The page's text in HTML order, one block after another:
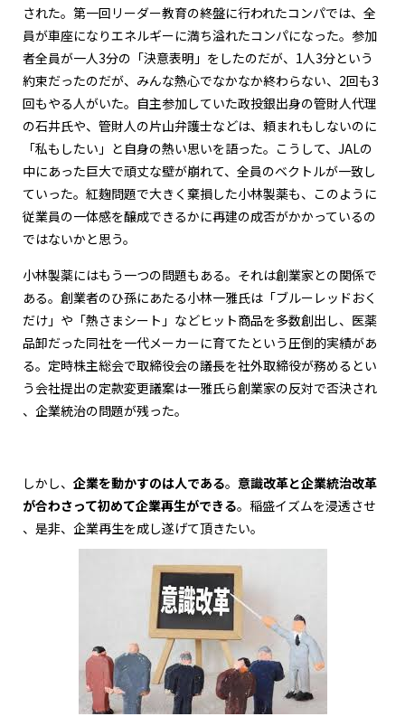
された。第一回リーダー教育の終盤に行われたコンパでは、全
員が車座になりエネルギーに満ち溢れたコンパになった。参加
者全員が一人3分の「決意表明」をしたのだが、1人3分という
約束だったのだが、みんな熱心でなかなか終わらない、2回も3
回もやる人がいた。自主参加していた政投銀出身の管財人代理
の石井氏や、管財人の片山弁護士などは、頼まれもしないのに
「私もしたい」と自身の熱い思いを語った。こうして、JALの
中にあった巨大で頑丈な壁が崩れて、全員のベクトルが一致し
ていった。紅麹問題で大きく棄損した小林製薬も、このように
従業員の一体感を醸成できるかに再建の成否がかかっているの
ではないかと思う。
小林製薬にはもう一つの問題もある。それは創業家との関係で
ある。創業者のひ孫にあたる小林一雅氏は「ブルーレッドおく
だけ」や「熱さまシート」などヒット商品を多数創出し、医薬
品卸だった同社を一代メーカーに育てたという圧倒的実績があ
る。定時株主総会で取締役会の議長を社外取締役が務めるとい
う会社提出の定款変更議案は一雅氏ら創業家の反対で否決され
、企業統治の問題が残った。
しかし、 企業を動かすのは人である。 意識改革と企業統治改革
が合わさって初めて企業再生ができる。稲盛イズムを浸透させ
、是非、企業再生を成し遂げて頂きたい。